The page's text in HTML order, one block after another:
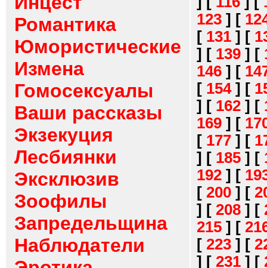
Романтика
Юмористические
Измена
Гомосексуалы
Ваши рассказы
Экзекуция
Лесбиянки
Эксклюзив
Зоофилы
Запредельщина
Наблюдатели
123 ] [
[ 131 ] [
] [ 139 ] [
146 ] [
[ 154] [
] [ 162 ] [
169 ] [
[ 177 ] [
] [ 185 ] [
192 ] [
[ 200 ] [
] [ 208 ] [
215 ] [
[ 223 ] [
] [ 231 ] [